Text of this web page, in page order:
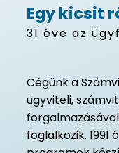
Egy kicsit
31 éve az
Cégünk a
ügyviteli,
foglalkozik.